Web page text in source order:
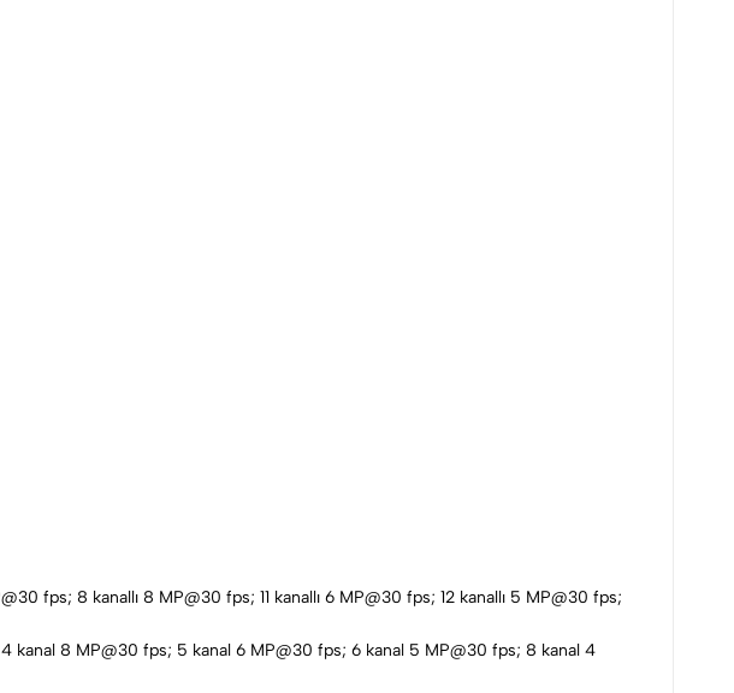
fps; 8 kanallı 8 MP@30 fps; 11 kanallı 6 MP@30 fps; 12 kanallı 5 MP@30 fps;
kanal 8 MP@30 fps; 5 kanal 6 MP@30 fps; 6 kanal 5 MP@30 fps; 8 kanal 4